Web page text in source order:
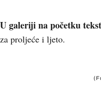
U galeriji na početku
za proljeće i ljeto.